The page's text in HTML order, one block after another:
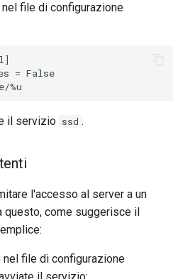
file di configurazione
= False
il servizio ssd .
l'accesso al server a un
questo, come suggerisce il
file di configurazione